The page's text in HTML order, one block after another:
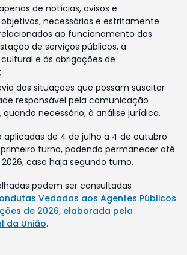
de notícias, avisos e
necessários e estritamente
ao funcionamento dos
de serviços públicos, à
e às obrigações de
das situações que possam suscitar
responsável pela comunicação
necessário, à análise jurídica.
aplicadas de 4 de julho a 4 de outubro
turno, podendo permanecer até
caso haja segundo turno.
podem ser consultadas
Vedadas aos Agentes Públicos
de 2026, elaborada pela
da União.